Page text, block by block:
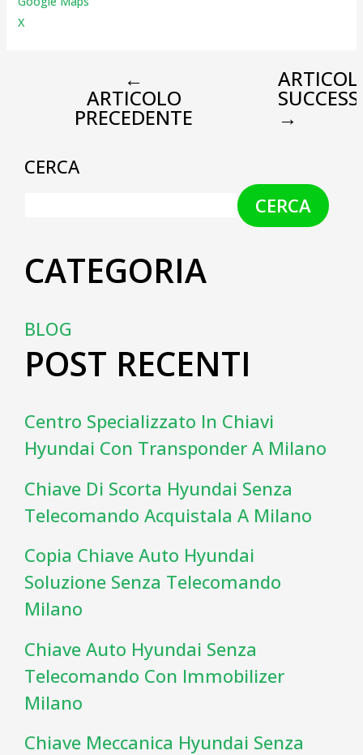
X
←
ARTICOLO
PRECEDENTE →
CERCA
CERCA
CATEGORIA
BLOG
POST RECENTI
Centro Specializzato In Chiavi
Hyundai Con Transponder A Milano
Chiave Di Scorta Hyundai Senza
Telecomando Acquistala A Milano
Copia Chiave Auto Hyundai
Soluzione Senza Telecomando
Milano
Chiave Auto Hyundai Senza
Telecomando Con Immobilizer
Milano
Chiave Meccanica Hyundai Senza